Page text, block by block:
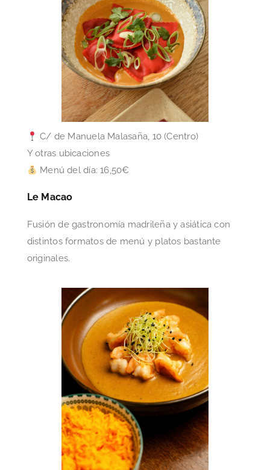
C/ de Manuela Malasaña, 10 (Centro)
Y otras ubicaciones
Menú del día: 16,50€
Le Macao
Fusión de gastronomía madrileña y asiática con
distintos formatos de menú y platos bastante
originales.